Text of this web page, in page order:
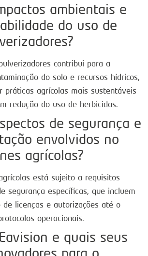
ambientais e
do uso de
contribui para a
do solo e recursos hídricos,
práticas agrícolas mais sustentáveis
redução do uso de herbicidas.
de segurança e
envolvidos no
agrícolas?
está sujeito a requisitos
segurança específicas, que incluem
de licenças e autorizações até o
operacionais.
e quais seus